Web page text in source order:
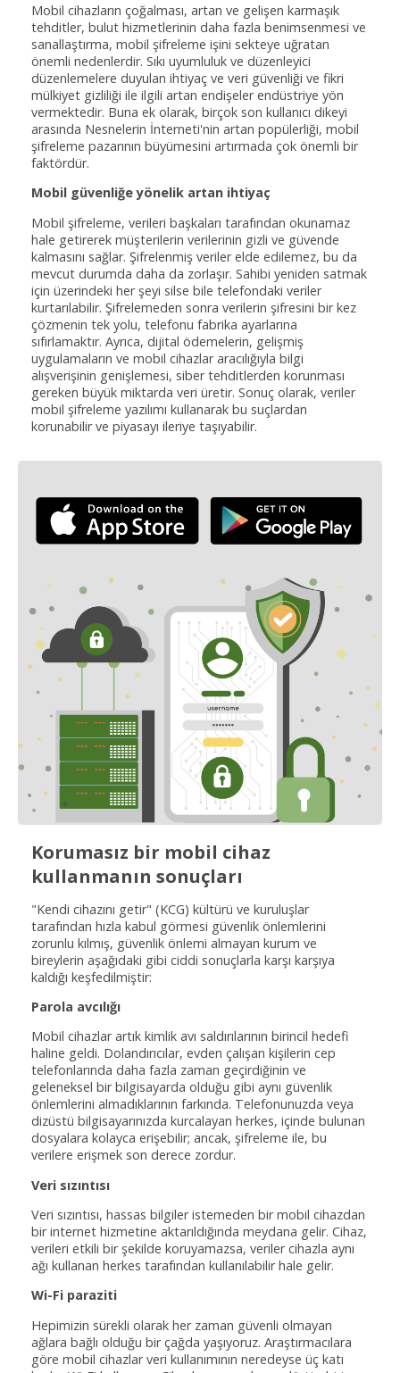
Mobil cihazların çoğalması, artan ve gelişen karmaşık
tehditler, bulut hizmetlerinin daha fazla benimsenmesi ve
sanallaştırma, mobil şifreleme işini sekteye uğratan
önemli nedenlerdir. Sıkı uyumluluk ve düzenleyici
düzenlemelere duyulan ihtiyaç ve veri güvenliği ve fikri
mülkiyet gizliliği ile ilgili artan endişeler endüstriye yön
vermektedir. Buna ek olarak, birçok son kullanıcı dikeyi
arasında Nesnelerin İnterneti'nin artan popülerliği, mobil
şifreleme pazarının büyümesini artırmada çok önemli bir
faktördür.
Mobil güvenliğe yönelik artan ihtiyaç
Mobil şifreleme, verileri başkaları tarafından okunamaz
hale getirerek müşterilerin verilerinin gizli ve güvende
kalmasını sağlar. Şifrelenmiş veriler elde edilemez, bu da
mevcut durumda daha da zorlaşır. Sahibi yeniden satmak
için üzerindeki her şeyi silse bile telefondaki veriler
kurtarılabilir. Şifrelemeden sonra verilerin şifresini bir kez
çözmenin tek yolu, telefonu fabrika ayarlarına
sıfırlamaktır. Ayrıca, dijital ödemelerin, gelişmiş
uygulamaların ve mobil cihazlar aracılığıyla bilgi
alışverişinin genişlemesi, siber tehditlerden korunması
gereken büyük miktarda veri üretir. Sonuç olarak, veriler
mobil şifreleme yazılımı kullanarak bu suçlardan
korunabilir ve piyasayı ileriye taşıyabilir.
Korumasız bir mobil cihaz
kullanmanın sonuçları
"Kendi cihazını getir" (KCG) kültürü ve kuruluşlar
tarafından hızla kabul görmesi güvenlik önlemlerini
zorunlu kılmış, güvenlik önlemi almayan kurum ve
bireylerin aşağıdaki gibi ciddi sonuçlarla karşı karşıya
kaldığı keşfedilmiştir:
Parola avcılığı
Mobil cihazlar artık kimlik avı saldırılarının birincil hedefi
haline geldi. Dolandırıcılar, evden çalışan kişilerin cep
telefonlarında daha fazla zaman geçirdiğinin ve
geleneksel bir bilgisayarda olduğu gibi aynı güvenlik
önlemlerini almadıklarının farkında. Telefonunuzda veya
dizüstü bilgisayarınızda kurcalayan herkes, içinde bulunan
dosyalara kolayca erişebilir; ancak, şifreleme ile, bu
verilere erişmek son derece zordur.
Veri sızıntısı
Veri sızıntısı, hassas bilgiler istemeden bir mobil cihazdan
bir internet hizmetine aktarıldığında meydana gelir. Cihaz,
verileri etkili bir şekilde koruyamazsa, veriler cihazla aynı
ağı kullanan herkes tarafından kullanılabilir hale gelir.
Wi-Fi paraziti
Hepimizin sürekli olarak her zaman güvenli olmayan
ağlara bağlı olduğu bir çağda yaşıyoruz. Araştırmacılara
göre mobil cihazlar veri kullanımının neredeyse üç katı